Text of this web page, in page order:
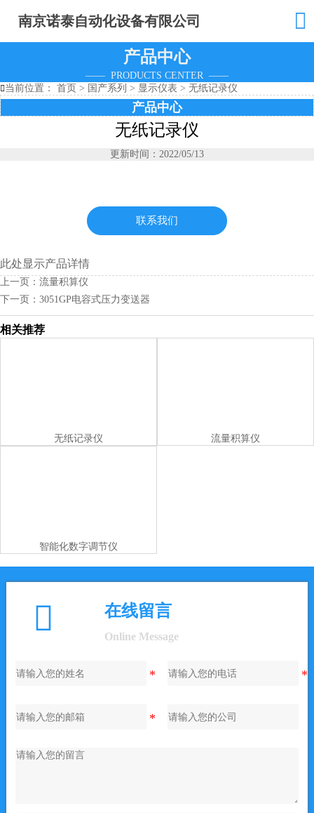
南京诺泰自动化设备有限公司 
产品中心
—— PRODUCTS CENTER ——
当前位置： 首页 > 国产系列 > 显示仪表 > 无纸记录仪
产品中心
无纸记录仪
更新时间：2022/05/13
联系我们
此处显示产品详情
上一页： 流量积算仪
下一页： 3051GP电容式压力变送器
相关推荐
无纸记录仪 流量积算仪
智能化数字调节仪
 在线留言
Online Message